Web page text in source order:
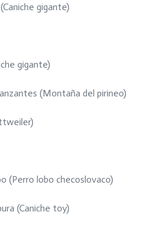
gigante)
gigante)
(Montaña del pirineo)
(Perro lobo checoslovaco)
(Caniche toy)